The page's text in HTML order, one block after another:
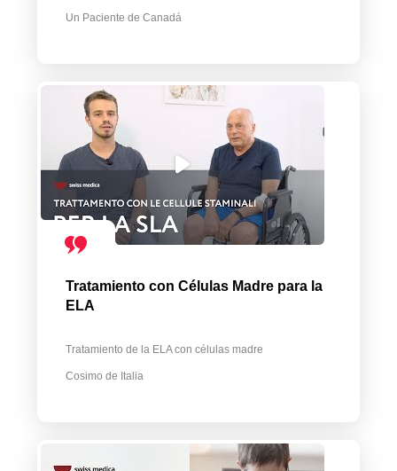
Un Paciente de Canadá
Tratamiento con Células Madre para la
ELA
Tratamiento de la ELA con células madre
Cosimo de Italia